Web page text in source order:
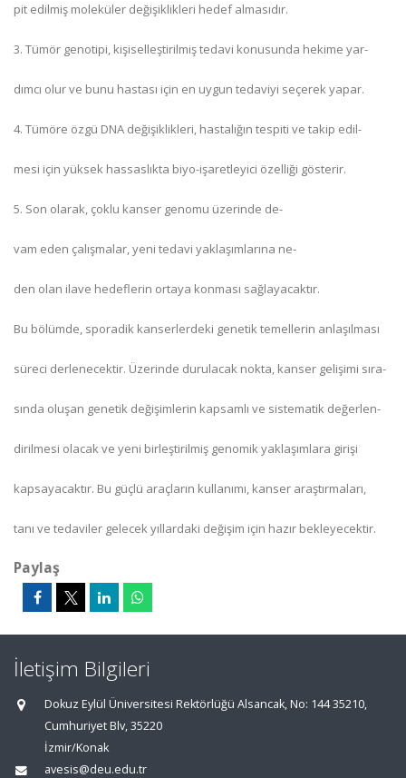
pit edilmiş moleküler değişiklikleri hedef almasıdır.
3. Tümör genotipi, kişiselleştirilmiş tedavi konusunda hekime yar-
dımcı olur ve bunu hastası için en uygun tedaviyi seçerek yapar.
4. Tümöre özgü DNA değişiklikleri, hastalığın tespiti ve takip edil-
mesi için yüksek hassaslıkta biyo-işaretleyici özelliği gösterir.
5. Son olarak, çoklu kanser genomu üzerinde de-
vam eden çalışmalar, yeni tedavi yaklaşımlarına ne-
den olan ilave hedeflerin ortaya konması sağlayacaktır.
Bu bölümde, sporadik kanserlerdeki genetik temellerin anlaşılması
süreci derlenecektir. Üzerinde durulacak nokta, kanser gelişimi sıra-
sında oluşan genetik değişimlerin kapsamlı ve sistematik değerlen-
dirilmesi olacak ve yeni birleştirilmiş genomik yaklaşımlara girişi
kapsayacaktır. Bu güçlü araçların kullanımı, kanser araştırmaları,
tanı ve tedaviler gelecek yıllardaki değişim için hazır bekleyecektir.
Paylaş
İletişim Bilgileri
Dokuz Eylül Üniversitesi Rektörlüğü Alsancak, No: 144 35210,
Cumhuriyet Blv, 35220
İzmir/Konak
avesis@deu.edu.tr